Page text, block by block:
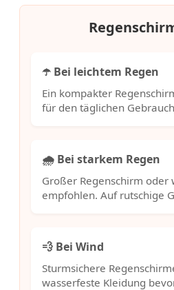
☂️ Bei leichtem Regen
Ein kompakter
für den täglichen
🌧️ Bei starkem Regen
Großer Regenschirm oder
empfohlen. Auf rutschige
💨 Bei Wind
Sturmsichere
wasserfeste Kleidung